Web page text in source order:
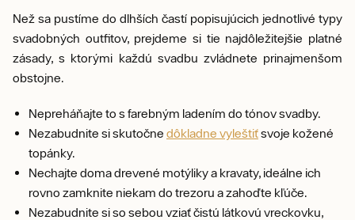
Než sa pustíme do dlhších častí popisujúcich jednotlivé typy
svadobných outfitov, prejdeme si tie najdôležitejšie platné
zásady, s ktorými každú svadbu zvládnete prinajmenšom
obstojne.
Nepreháňajte to s farebným ladením do tónov svadby.
Nezabudnite si skutočne dôkladne vyleštiťsvoje kožené
topánky.
Nechajte doma drevené motýliky a kravaty, ideálne ich
rovno zamknite niekam do trezoru a zahoďte kľúče.
Nezabudnite si so sebou vziať čistú látkovú vreckovku,